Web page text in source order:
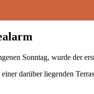
Sonntag, wurde der
darüber liegenden